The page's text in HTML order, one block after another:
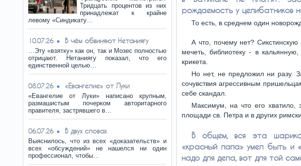
Тридцать процентов из них
принадлежат к крайне
левому «Синдикату…
10.07.26 В чём обвиняют Нетаниягу
…Эту «взятку» как он, так и Мозес полностью
отрицают. Нетаниягу показал, что его
единственной целью…
08.07.26 «Евангелие» от Луки
«Евангелие от Луки» написано крупным,
размашистым почерком авторитарного
правителя, застрявшего в…
06.07.26 В двух словах
Выяснилось, что из всех «доказательств» и
всех «обсуждений» не нашелся ни один
профессионал, чтобы…
рождаемость у целибатников
То есть, в среднем один
А что, почему нет? Сикстинскую
мечеть, библиотеку - в
крикета.
Но нет, не предложил ни разу.
сочувствия агрессивным
себе скандал.
Максимум, на что его хватило,
площади св. Петра и в других
В общем, вся эта
«красный папа» умел быть и
надо для дела, вот для той